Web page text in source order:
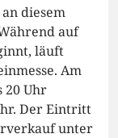
diesem
auf
läuft
Am
20 Uhr
Der Eintritt
unter